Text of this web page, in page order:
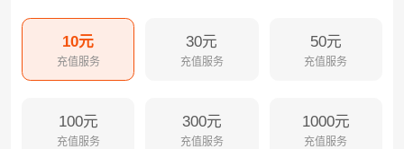
10元
充值服务
30元
充值服务
50元
充值服务
100元
充值服务
300元
充值服务
1000元
充值服务